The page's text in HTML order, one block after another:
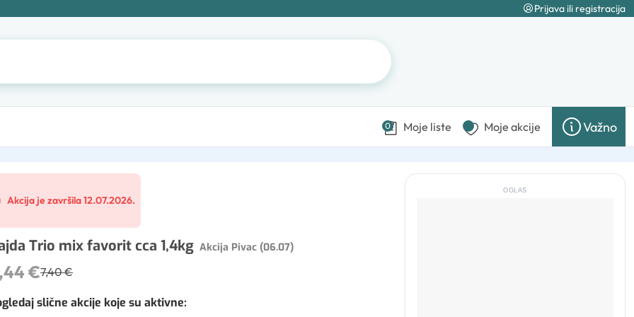
Prijava ili registracija
0 Moje liste Moje akcije Važno
Akcija je završila 12.07.2026.
Trio mix favorit cca 1,4kg Akcija Pivac (06.07)
€7,40 €
slične akcije koje su aktivne:
OGLAS